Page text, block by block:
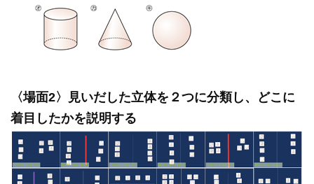
〈場面2〉見いだした立体を２つに分類し、どこに
着目したかを説明する